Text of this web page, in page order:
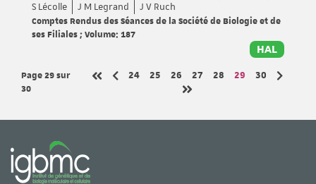
S Lécolle
J M Legrand
J V Ruch
Comptes Rendus des Séances de la Société de Biologie et de
ses Filiales ; Volume: 187
HAL
Page 29sur
30
Page précédente
Page
24 Page
25 Page
26 Page
27 Page
28 Page
29 Page
30